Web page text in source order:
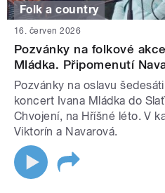
Folk a country
16. červen 2026
Pozvánky na folkové
Mládka. Připomenutí
Pozvánky na oslavu
koncert Ivana Mládka do
Chvojení, na Hříšné léto. V
Viktorín a Navarová.